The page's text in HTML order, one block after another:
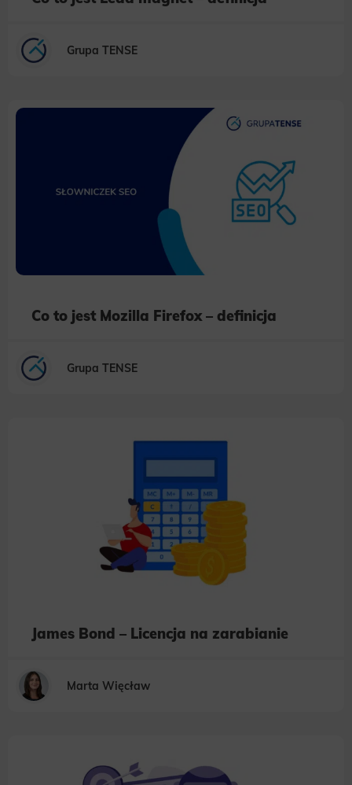
Grupa TENSE
Co to jest Mozilla Firefox – definicja
Grupa TENSE
James Bond – Licencja na zarabianie
Marta Więcław